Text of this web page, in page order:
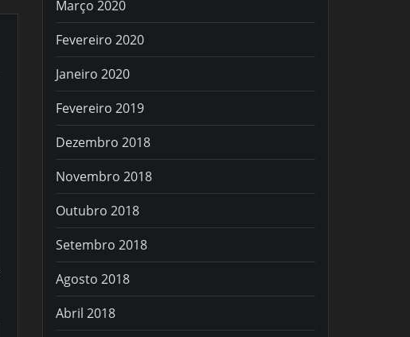
Março 2020
Fevereiro 2020
Janeiro 2020
Fevereiro 2019
Dezembro 2018
Novembro 2018
Outubro 2018
Setembro 2018
Agosto 2018
Abril 2018